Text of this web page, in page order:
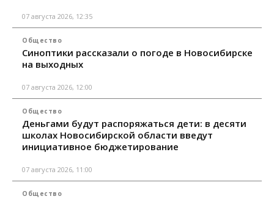
07 августа 2026, 12:35
Общество
Синоптики рассказали о погоде в Новосибирске
на выходных
07 августа 2026, 12:00
Общество
Деньгами будут распоряжаться дети: в десяти
школах Новосибирской области введут
инициативное бюджетирование
07 августа 2026, 11:00
Общество